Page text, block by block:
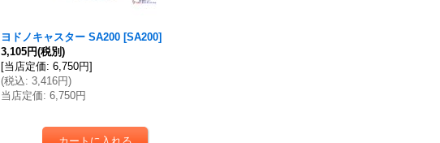
ヨドノキャスター SA200 [SA200]
3,105円(税別)
[当店定価: 6,750円]
(税込: 3,416円)
当店定価: 6,750円